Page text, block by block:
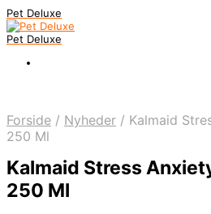
Pet Deluxe
Pet Deluxe
Forside / Nyheder / Kalmaid
250 Ml
Kalmaid Stress
250 Ml